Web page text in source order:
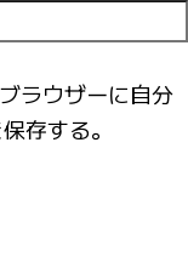
ラウザーに自分
存する。